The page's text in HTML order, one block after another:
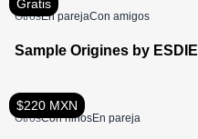
Gratis
OtrosEn parejaCon amigos
Sample Origines by ESDIE
$220 MXN
OtrosCon niñosEn pareja